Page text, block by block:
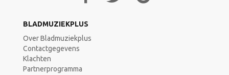
BLADMUZIEKPLUS
Over Bladmuziekplus
Contactgegevens
Klachten
Partnerprogramma